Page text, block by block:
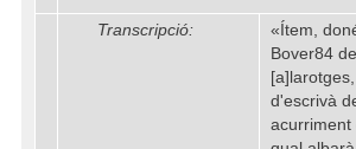
Transcripció:
«Ítem,
Bover84
d'escrivà
acurriment